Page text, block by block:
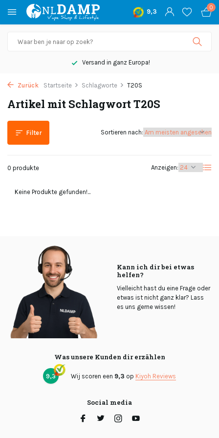
9,3
0
Versand in ganz Europa!
Zurück Startseite Schlagworte T20S
Artikel mit Schlagwort T20S
Filter
0 produkte Anzeigen:
Sortieren nach:
Keine Produkte gefunden!...
Kann ich dir bei etwas
helfen?
Vielleicht hast du eine Frage oder
etwas ist nicht ganz klar? Lass
es uns gerne wissen!
Was unsere Kunden dir erzählen
9,3 Wij scoren een 9,3 op Kiyoh Reviews
Social media